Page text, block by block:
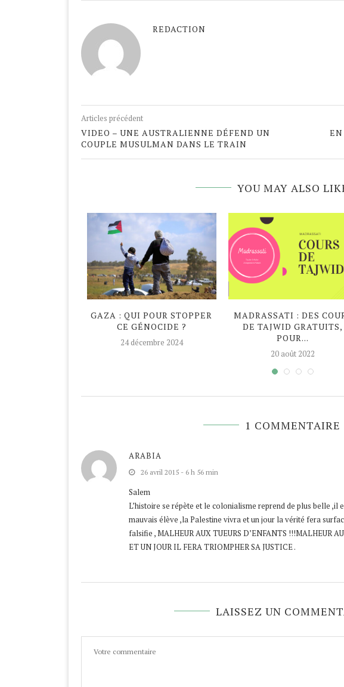
REDACTION
Articles précédent
VIDEO – UNE AUSTRALIENNE DÉFEND UN
COUPLE MUSULMAN DANS LE TRAIN
EN
YOU MAY ALSO
GAZA : QUI POUR STOPPER
CE GÉNOCIDE ?
24 décembre 2024
MADRASSATI : DES
DE TAJWID GRATUITS,
POUR...
20 août 2022
1 COMMENTAIRE
ARABIA
26 avril 2015 - 6 h 56 min
Salem
L’histoire se répète et le colonialisme reprend de plus belle ,il
mauvais élève ,la Palestine vivra et un jour la vérité fera
falsifie , MALHEUR AUX TUEURS D’ENFANTS !!!MALHEUR
ET UN JOUR IL FERA TRIOMPHER SA JUSTICE .
LAISSEZ UN